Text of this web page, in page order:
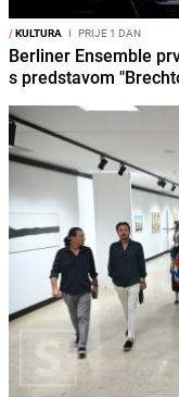
/KULTURA I PRIJE 1 DAN
Berliner Ensemble
s predstavom